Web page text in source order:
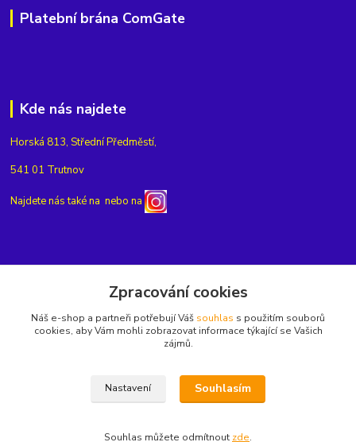
Platební brána ComGate
Kde nás najdete
Horská 813, Střední Předměstí,
541 01 Trutnov
Najdete nás také na nebo na
+420775654704
Zpracování cookies
Náš e-shop a partneři potřebují Váš souhlas s použitím souborů
cookies, aby Vám mohli zobrazovat informace týkající se Vašich
zájmů.
Nastavení Souhlasím
Souhlas můžete odmítnout zde.